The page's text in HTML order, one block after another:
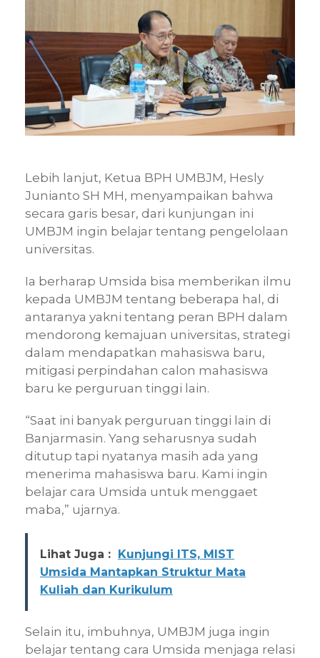
Lebih lanjut, Ketua BPH UMBJM, Hesly
Junianto SH MH, menyampaikan bahwa
secara garis besar, dari kunjungan ini
UMBJM ingin belajar tentang pengelolaan
universitas.
Ia berharap Umsida bisa memberikan ilmu
kepada UMBJM tentang beberapa hal, di
antaranya yakni tentang peran BPH dalam
mendorong kemajuan universitas, strategi
dalam mendapatkan mahasiswa baru,
mitigasi perpindahan calon mahasiswa
baru ke perguruan tinggi lain.
“Saat ini banyak perguruan tinggi lain di
Banjarmasin. Yang seharusnya sudah
ditutup tapi nyatanya masih ada yang
menerima mahasiswa baru. Kami ingin
belajar cara Umsida untuk menggaet
maba,” ujarnya.
Lihat Juga : Kunjungi ITS, MIST
Umsida Mantapkan Struktur Mata
Kuliah dan Kurikulum
Selain itu, imbuhnya, UMBJM juga ingin
belajar tentang cara Umsida menjaga relasi